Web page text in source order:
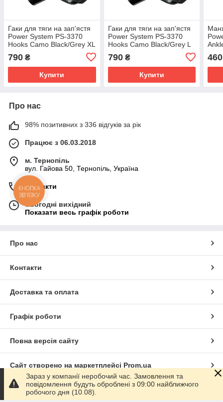
Гаки для тяги на зап'ястя
Power System PS-3370
Hooks Camo Black/Grey XL
790 ₴
Купити
Гаки для тяги на зап'ястя
Power System PS-3370
Hooks Camo Black/Grey L
790₴
Купити
460
Про нас
98% позитивних з 336 відгуків за рік
Працює з 06.03.2018
м. Тернопіль
вул. Гайова 50, Тернопіль, Україна
Контакти
Сьогодні вихідний
Показати весь графік роботи
Про нас
Контакти
Доставка та оплата
Графік роботи
Повна версія сайту
Сайт створено на маркетплейсі Prom.ua
Політика конфіденційності
Зараз у компанії неробочий час. Замовлення та
повідомлення будуть оброблені з 09:00 найближчого
робочого дня (10.08).
КНОПКА
ЗВ'ЯЗКУ